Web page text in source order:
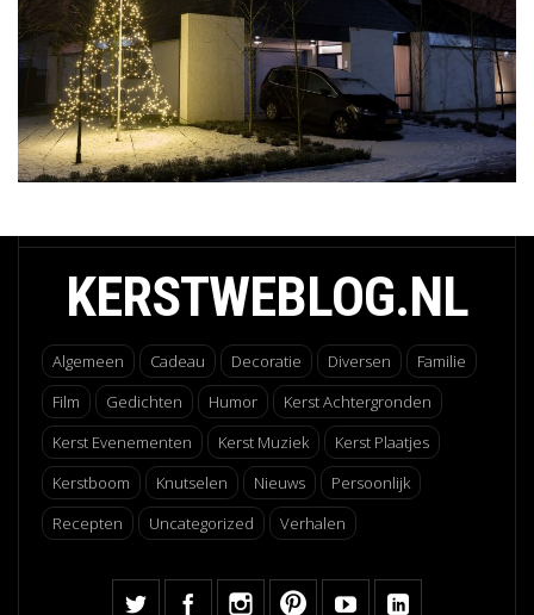
KERSTWEBLOG.NL
Algemeen Cadeau Decoratie Diversen
Familie
Film
Gedichten Humor
Kerst Achtergronden
Kerst Evenementen
Kerst Muziek
Kerst Plaatjes
Kerstboom
Knutselen Nieuws
Persoonlijk
Recepten
Uncategorized Verhalen